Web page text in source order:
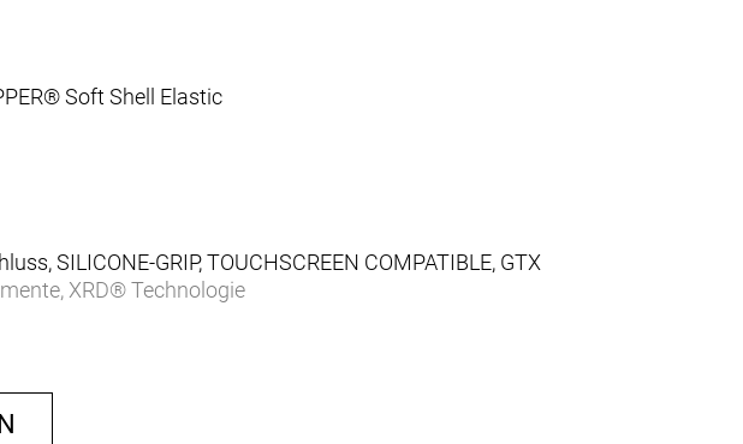
Soft Shell Elastic
SILICONE-GRIP, TOUCHSCREEN COMPATIBLE, GTX
XRD® Technologie